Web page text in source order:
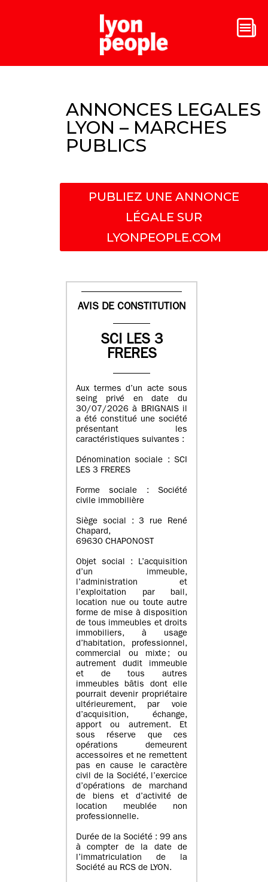
ANNONCES LEGALES
LYON – MARCHES
PUBLICS
PUBLIEZ UNE ANNONCE
LÉGALE SUR
LYONPEOPLE.COM
AVIS DE CONSTITUTION
SCI LES 3
FRERES
Aux termes d’un acte sous
seing privé en date du
30/07/2026 à BRIGNAIS il
a été constitué une société
présentant les
caractéristiques suivantes :
Dénomination sociale : SCI
LES 3 FRERES
Forme sociale : Société
civile immobilière
Siège social : 3 rue René
Chapard,
69630 CHAPONOST
Objet social : L’acquisition
d’un immeuble,
l’administration et
l’exploitation par bail,
location nue ou toute autre
forme de mise à disposition
de tous immeubles et droits
immobiliers, à usage
d’habitation, professionnel,
commercial ou mixte ; ou
autrement dudit immeuble
et de tous autres
immeubles bâtis dont elle
pourrait devenir propriétaire
ultérieurement, par voie
d’acquisition, échange,
apport ou autrement. Et
sous réserve que ces
opérations demeurent
accessoires et ne remettent
pas en cause le caractère
civil de la Société, l’exercice
d’opérations de marchand
de biens et d’activité de
location meublée non
professionnelle.
Durée de la Société : 99 ans
à compter de la date de
l’immatriculation de la
Société au RCS de LYON.